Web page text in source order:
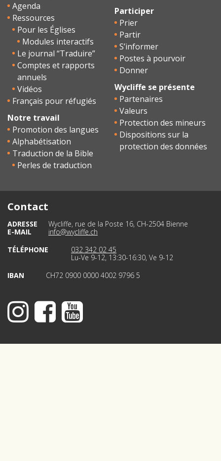
Agenda
Ressources
Pour les Églises
Modules interactifs
Le journal “Traduire”
Comptes et rapports
annuels
Vidéos
Français pour réfugiés
Notre travail
Promotion des langues
Alphabétisation
Traduction de la Bible
Perles de traduction
Participer
Prier
Partir
S’informer
Postes à pourvoir
Donner
Wycliffe se présente
Partenaires
Valeurs
Protection des mineurs
Dispositions sur la
protection des données
Contact
ADRESSE
Wycliffe, rue de la Poste 16, CH-2504 Bienne
E-MAIL
info@wycliffe.ch
TÉLÉPHONE
032 342 02 45
Lu-Ve 9-12, 13:30-16:30, Ve 9-12
IBAN
CH72 0900 0000 4002 9796 5